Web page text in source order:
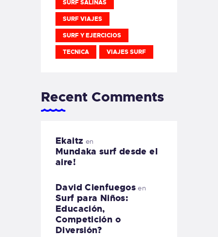
SURF SALINAS
SURF VIAJES
SURF Y EJERCICIOS
TECNICA VIAJES SURF
Recent Comments
Ekaitz en
Mundaka surf desde el
aire!
David Cienfuegos en
Surf para Niños:
Educación,
Competición o
Diversión?